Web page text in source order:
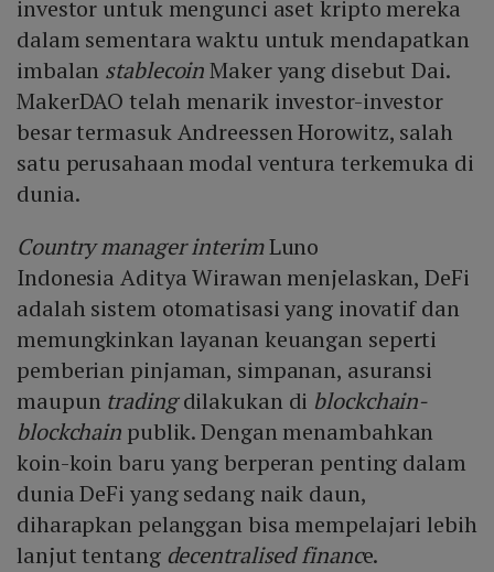
investor untuk mengunci aset kripto mereka
dalam sementara waktu untuk mendapatkan
imbalan stablecoinMaker yang disebut Dai.
MakerDAO telah menarik investor-investor
besar termasuk Andreessen Horowitz, salah
satu perusahaan modal ventura terkemuka di
dunia.
Country manager interimLuno
Indonesia Aditya Wirawan menjelaskan, DeFi
adalah sistem otomatisasi yang inovatif dan
memungkinkan layanan keuangan seperti
pemberian pinjaman, simpanan, asuransi
maupun tradingdilakukan di blockchain-
blockchain publik. Dengan menambahkan
koin-koin baru yang berperan penting dalam
dunia DeFi yang sedang naik daun,
diharapkan pelanggan bisa mempelajari lebih
lanjut tentang decentralised finance.